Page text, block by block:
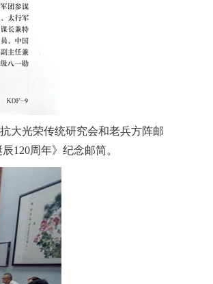
大光荣传统研究会和老兵方阵邮
120周年》纪念邮简。